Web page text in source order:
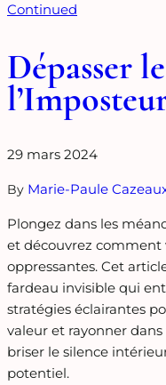
Continued
Dépasser
29 mars 2024
By Marie-Paule
Plongez dans les
et découvrez comment
oppressantes. Cet
fardeau invisible qui
stratégies éclairantes
valeur et rayonner dans
briser le silence
potentiel.